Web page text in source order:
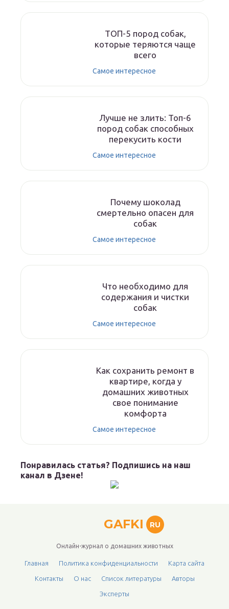
ТОП-5 пород собак,
которые теряются чаще
всего
Самое интересное
Лучше не злить: Топ-6
пород собак способных
перекусить кости
Самое интересное
Почему шоколад
смертельно опасен для
собак
Самое интересное
Что необходимо для
содержания и чистки
собак
Самое интересное
Как сохранить ремонт в
квартире, когда у
домашних животных
свое понимание
комфорта
Самое интересное
Понравилась статья? Подпишись на наш
канал в Дзене!
GAFKI RU
Онлайн-журнал о домашних животных
Главная Политика конфиденциальности Карта сайта
Контакты О нас Список литературы Авторы
Эксперты